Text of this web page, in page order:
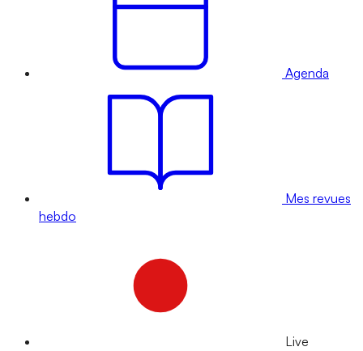
Agenda
Mes revues
hebdo
Live